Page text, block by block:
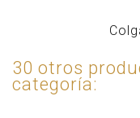
30 otros
categoría: